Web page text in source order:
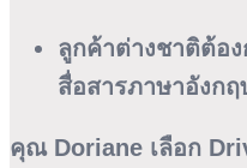
ลูกค้าต่างชาติต้อ
สื่อสารภาษาอังกฤ
คุณ Doriane เลือก